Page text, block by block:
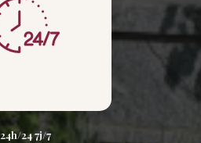
24h/24 7j/7